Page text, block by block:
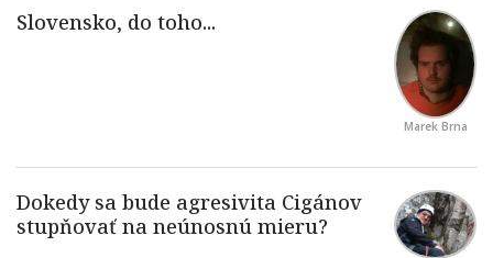
Marek Brna